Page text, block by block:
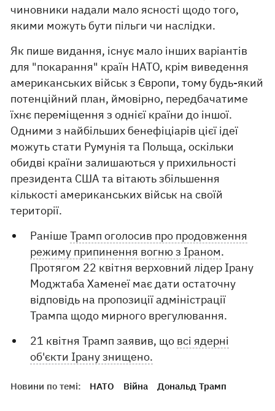
чиновники надали мало ясності щодо того,
якими можуть бути пільги чи наслідки.
Як пише видання, існує мало інших варіантів
для "покарання" країн НАТО, крім виведення
американських військ з Європи, тому будь-який
потенційний план, ймовірно, передбачатиме
їхнє переміщення з однієї країни до іншої.
Одними з найбільших бенефіціарів цієї ідеї
можуть стати Румунія та Польща, оскільки
обидві країни залишаються у прихильності
президента США та вітають збільшення
кількості американських військ на своїй
території.
РанішеТрамп оголосив про продовження
режиму припинення вогню з Іраном.
Протягом 22 квітня верховний лідер Ірану
Моджтаба Хаменеї має дати остаточну
відповідь на пропозиції адміністрації
Трампа щодо мирного врегулювання.
21 квітня Трамп заявив, що всі ядерні
об'єкти Ірану знищено.
Новини по темі: НАТО Війна Дональд Трамп